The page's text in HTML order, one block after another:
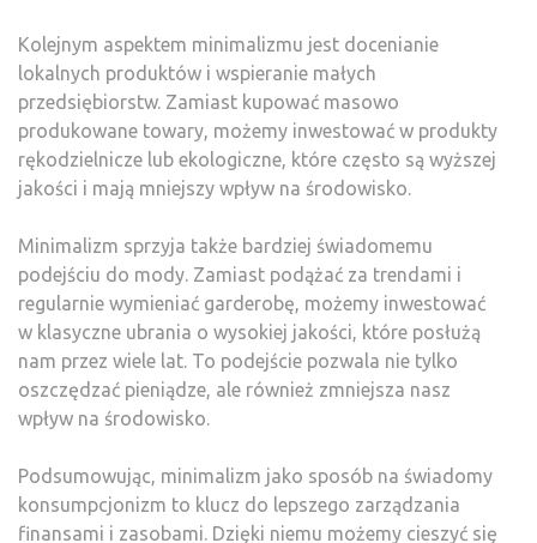
Kolejnym aspektem minimalizmu jest docenianie
lokalnych produktów i wspieranie małych
przedsiębiorstw. Zamiast kupować masowo
produkowane towary, możemy inwestować w produkty
rękodzielnicze lub ekologiczne, które często są wyższej
jakości i mają mniejszy wpływ na środowisko.
Minimalizm sprzyja także bardziej świadomemu
podejściu do mody. Zamiast podążać za trendami i
regularnie wymieniać garderobę, możemy inwestować
w klasyczne ubrania o wysokiej jakości, które posłużą
nam przez wiele lat. To podejście pozwala nie tylko
oszczędzać pieniądze, ale również zmniejsza nasz
wpływ na środowisko.
Podsumowując, minimalizm jako sposób na świadomy
konsumpcjonizm to klucz do lepszego zarządzania
finansami i zasobami. Dzięki niemu możemy cieszyć się